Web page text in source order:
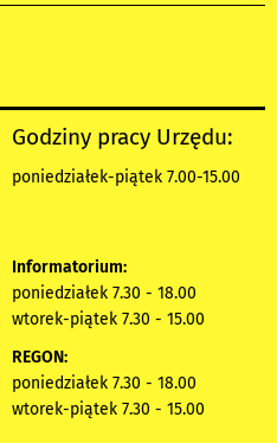
Godziny pracy Urzędu:
poniedziałek-piątek 7.00-15.00
Informatorium:
poniedziałek 7.30 - 18.00
wtorek-piątek 7.30 - 15.00
REGON:
poniedziałek 7.30 - 18.00
wtorek-piątek 7.30 - 15.00